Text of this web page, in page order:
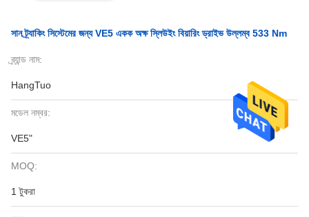
সান ট্র্যাকিং সিস্টেমের জন্য VE5 একক অক্ষ স্লিউইং বিয়ারিং ড্রাইভ উল্লম্ব 533 Nm
ব্র্যান্ড নাম:
HangTuo
মডেল নম্বর:
VE5"
MOQ:
1 টুকরা